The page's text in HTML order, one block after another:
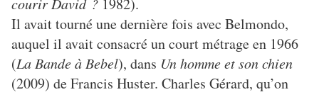
1982).
Il avait tourné une dernière fois avec Belmondo,
auquel il avait consacré un court métrage en 1966
(La Bande à Bebel), dans Un homme et son chien
(2009) de Francis Huster. Charles Gérard, qu’on